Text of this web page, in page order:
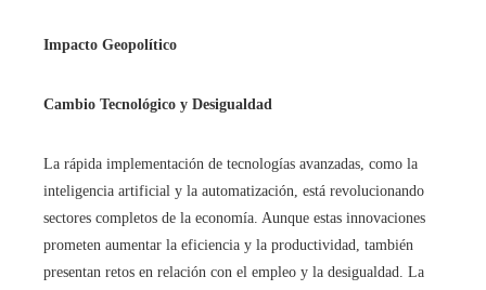
Impacto Geopolítico
Cambio Tecnológico y Desigualdad
La rápida implementación de tecnologías avanzadas, como la
inteligencia artificial y la automatización, está revolucionando
sectores completos de la economía. Aunque estas innovaciones
prometen aumentar la eficiencia y la productividad, también
presentan retos en relación con el empleo y la desigualdad. La